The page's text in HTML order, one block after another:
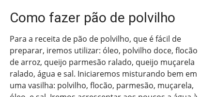
Como fazer pão de polvilho
Para a receita de pão de polvilho, que é fácil de
preparar, iremos utilizar: óleo, polvilho doce, flocão
de arroz, queijo parmesão ralado, queijo muçarela
ralado, água e sal. Iniciaremos misturando bem em
uma vasilha: polvilho, flocão, parmesão, muçarela,